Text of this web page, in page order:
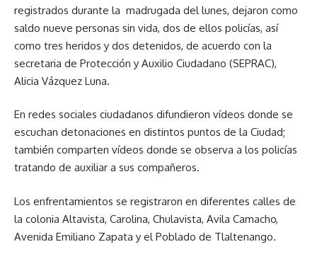
registrados durante la madrugada del lunes, dejaron como
saldo nueve personas sin vida, dos de ellos policías, así
como tres heridos y dos detenidos, de acuerdo con la
secretaria de Protección y Auxilio Ciudadano (SEPRAC),
Alicia Vázquez Luna.
En redes sociales ciudadanos difundieron vídeos donde se
escuchan detonaciones en distintos puntos de la Ciudad;
también comparten vídeos donde se observa a los policías
tratando de auxiliar a sus compañeros.
Los enfrentamientos se registraron en diferentes calles de
la colonia Altavista, Carolina, Chulavista, Avila Camacho,
Avenida Emiliano Zapata y el Poblado de Tlaltenango.